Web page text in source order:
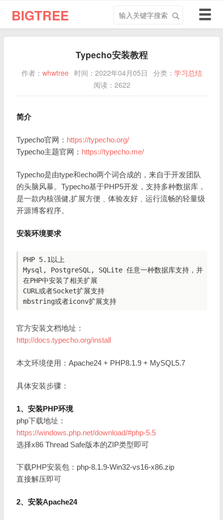
BIGTREE
关
字
导
航
切
Typecho安装教程
作者： whwtree 时间：2022年04月05日 分类： 学习总结
阅读：2622
简介
Typecho官网： https://typecho.org/
Typecho主题官网： https://typecho.me/
Typecho是由type和echo两个词合成的，来自于开发团队
的头脑风暴。Typecho基于PHP5开发，支持多种数据库，
是一款内核强健,扩展方便﹑体验友好﹑运行流畅的轻量级
开源博客程序。
安装环境要求
PHP 5.1以上
Mysql, PostgreSQL, SQLite 任意一种数据库支持，并
在PHP中安装了相关扩展
CURL或者Socket扩展支持
官方安装文档地址：
http://docs.typecho.org/install
本文环境使用：Apache24 + PHP8.1.9 + MySQL5.7
具体安装步骤：
1、安装PHP环境
php下载地址：
https://windows.php.net/download/#php-5.5
选择x86 Thread Safe版本的ZIP类型即可
下载PHP安装包：php-8.1.9-Win32-vs16-x86.zip
直接解压即可
2、安装Apache24